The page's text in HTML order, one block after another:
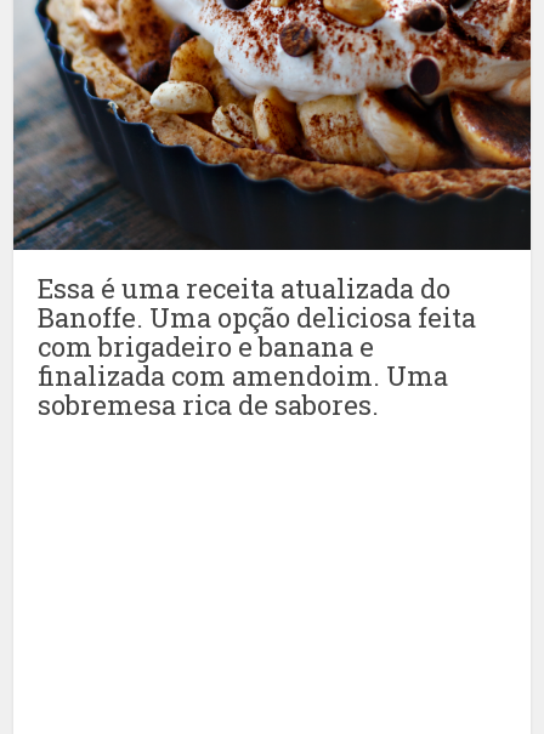
Essa é uma receita atualizada do
Banoffe. Uma opção deliciosa feita
com brigadeiro e banana e
finalizada com amendoim. Uma
sobremesa rica de sabores.